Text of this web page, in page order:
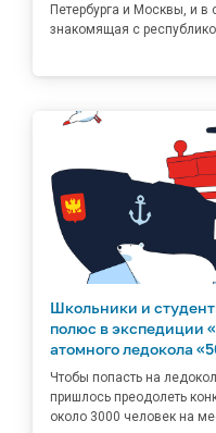
Петербурга и Москвы, и в
знакомящая с
Школьники и
полюс в экспедиции
атомного ледокола
Чтобы попасть на
пришлось преодолеть
около 3000 человек на